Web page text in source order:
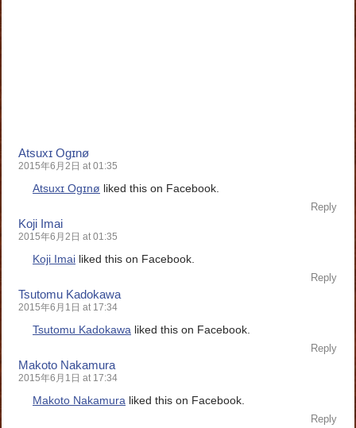
Atsuxɪ Ogɪnø
2015年6月2日 at 01:35
Atsuxɪ Ogɪnø liked this on Facebook.
Reply
Koji Imai
2015年6月2日 at 01:35
Koji Imai liked this on Facebook.
Reply
Tsutomu Kadokawa
2015年6月1日 at 17:34
Tsutomu Kadokawa liked this on Facebook.
Reply
Makoto Nakamura
2015年6月1日 at 17:34
Makoto Nakamura liked this on Facebook.
Reply